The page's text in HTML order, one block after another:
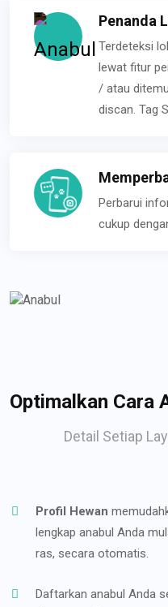
Penanda
Terdeteksi
lewat fitur
/ atau
discan. Tag
Perbarui
cukup
Optimalkan Cara
Detail Setiap
Profil Hewan
lengkap anabul Anda
ras, secara otomatis.
Daftarkan anabul Anda